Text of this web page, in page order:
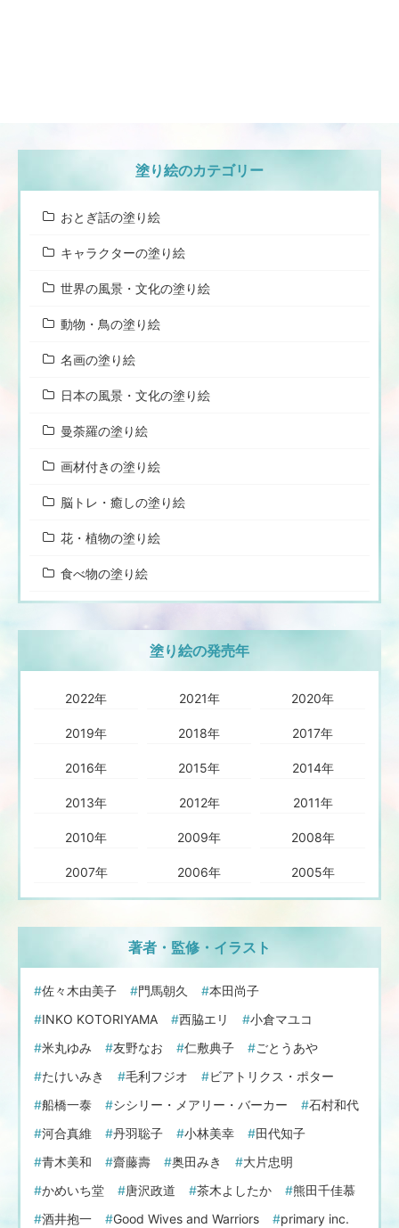
塗り絵のカテゴリー
おとぎ話の塗り絵
キャラクターの塗り絵
世界の風景・文化の塗り絵
動物・鳥の塗り絵
名画の塗り絵
日本の風景・文化の塗り絵
曼荼羅の塗り絵
画材付きの塗り絵
脳トレ・癒しの塗り絵
花・植物の塗り絵
食べ物の塗り絵
塗り絵の発売年
2022年 2021年 2020年
2019年 2018年 2017年
2016年 2015年 2014年
2013年 2012年 2011年
2010年 2009年 2008年
2007年 2006年 2005年
著者・監修・イラスト
佐々木由美子 門馬朝久
本田尚子
INKO KOTORIYAMA
西脇エリ
小倉マユコ
米丸ゆみ
友野なお 仁敷典子
ごとうあや
たけいみき
毛利フジオ
ビアトリクス・ポター
船橋一泰
シシリー・メアリー・バーカー
石村和代
河合真維
丹羽聡子 小林美幸
田代知子
青木美和
齋藤壽 奥田みき
大片忠明
かめいち堂
唐沢政道 茶木よしたか
熊田千佳慕
酒井抱一
Good Wives and Warriors
primary inc.